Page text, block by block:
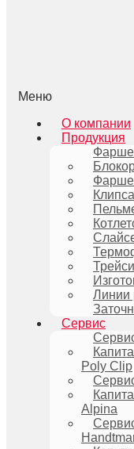
Меню
О компании
Продукция
Линии
Сервис
Poly Clip
Alpina